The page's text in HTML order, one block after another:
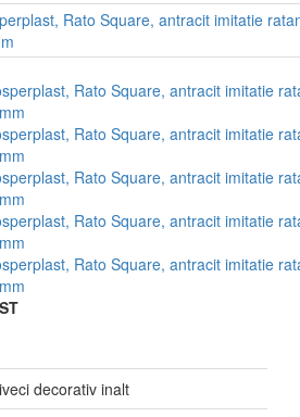
decorativ inalt